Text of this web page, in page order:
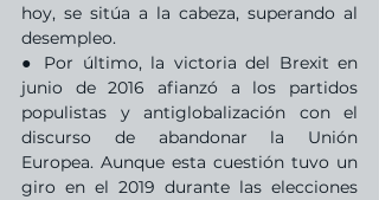
hoy, se sitúa a la cabeza, superando al
desempleo.
● Por último, la victoria del Brexit en
junio de 2016 afianzó a los partidos
populistas y antiglobalización con el
discurso de abandonar la Unión
Europea. Aunque esta cuestión tuvo un
giro en el 2019 durante las elecciones